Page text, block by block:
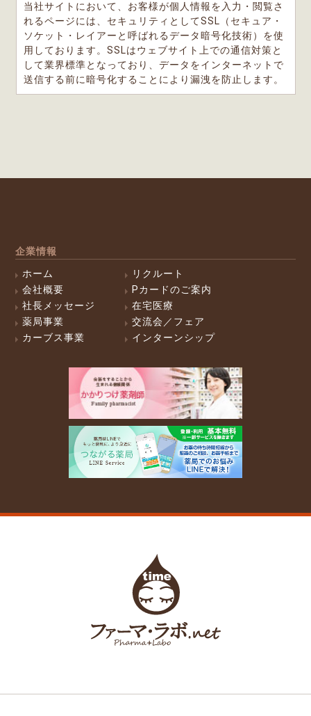
当社サイトにおいて、お客様が個人情報を入力・閲覧さ
れるページには、セキュリティとしてSSL（セキュア・
ソケット・レイアーと呼ばれるデータ暗号化技術）を使
用しております。SSLはウェブサイト上での通信対策と
して業界標準となっており、データをインターネットで
送信する前に暗号化することにより漏洩を防止します。
企業情報
ホーム
会社概要
社長メッセージ
薬局事業
カーブス事業
リクルート
Pカードのご案内
在宅医療
交流会／フェア
インターンシップ